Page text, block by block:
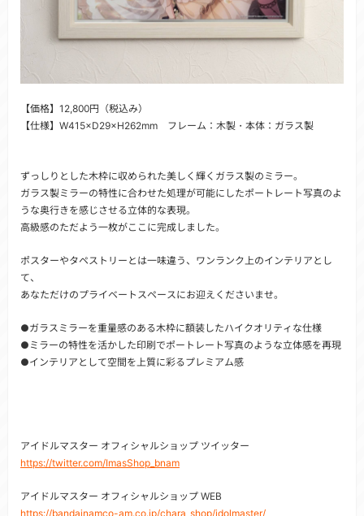
【価格】12,800円（税込み）
【仕様】W415×D29×H262mm フレーム：木製・本体：ガラス製
ずっしりとした木枠に収められた美しく輝くガラス製のミラー。
ガラス製ミラーの特性に合わせた処理が可能にしたポートレート写真のよ
うな奥行きを感じさせる立体的な表現。
高級感のただよう一枚がここに完成しました。
ポスターやタペストリーとは一味違う、ワンランク上のインテリアとし
て、
あなただけのプライベートスペースにお迎えくださいませ。
●ガラスミラーを重量感のある木枠に額装したハイクオリティな仕様
●ミラーの特性を活かした印刷でポートレート写真のような立体感を再現
●インテリアとして空間を上質に彩るプレミアム感
アイドルマスター オフィシャルショップ ツイッター
https://twitter.com/ImasShop_bnam
アイドルマスター オフィシャルショップ WEB
https://bandainamco-am.co.jp/chara_shop/idolmaster/